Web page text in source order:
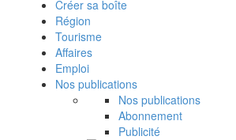
Créer sa boîte
Région
Tourisme
Affaires
Emploi
Nos publications
Nos publications
Abonnement
Publicité